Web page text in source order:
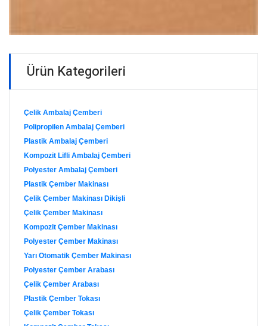
Ürün Kategorileri
Çelik Ambalaj Çemberi
Polipropilen Ambalaj Çemberi
Plastik Ambalaj Çemberi
Kompozit Lifli Ambalaj Çemberi
Polyester Ambalaj Çemberi
Plastik Çember Makinası
Çelik Çember Makinası Dikişli
Çelik Çember Makinası
Kompozit Çember Makinası
Polyester Çember Makinası
Yarı Otomatik Çember Makinası
Polyester Çember Arabası
Çelik Çember Arabası
Plastik Çember Tokası
Çelik Çember Tokası